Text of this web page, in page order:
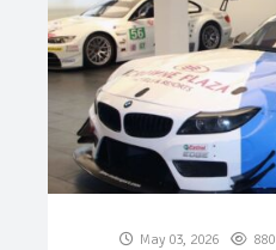
May 03, 2026 880